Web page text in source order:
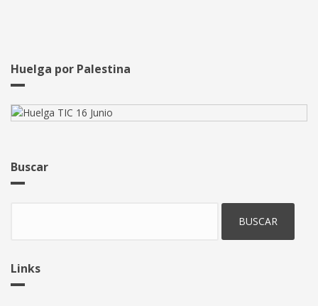
Huelga por Palestina
Buscar
Links